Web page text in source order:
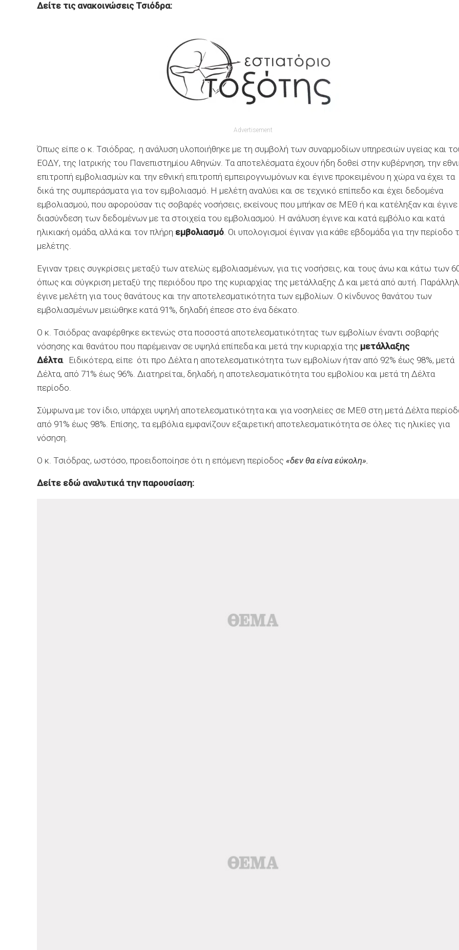
Δείτε τις ανακοινώσεις Τσιόδρα:
Advertisement
Όπως είπε ο κ. Τσιόδρας, η ανάλυση υλοποιήθηκε με τη συμβολή των συναρμοδίων υπηρεσιών υγείας και
ΕΟΔΥ, της Ιατρικής του Πανεπιστημίου Αθηνών. Τα αποτελέσματα έχουν ήδη δοθεί στην κυβέρνηση, την
επιτροπή εμβολιασμών και την εθνική επιτροπή εμπειρογνωμόνων και έγινε προκειμένου η χώρα να έχει τα
δικά της συμπεράσματα για τον εμβολιασμό. Η μελέτη αναλύει και σε τεχνικό επίπεδο και έχει δεδομένα
εμβολιασμού, που αφορούσαν τις σοβαρές νοσήσεις, εκείνους που μπήκαν σε ΜΕΘ ή και κατέληξαν και έγινε
διασύνδεση των δεδομένων με τα στοιχεία του εμβολιασμού. Η ανάλυση έγινε και κατά εμβόλιο και κατά
ηλικιακή ομάδα, αλλά και τον πλήρη εμβολιασμό. Οι υπολογισμοί έγιναν για κάθε εβδομάδα για την περίοδο
μελέτης.
Εγιναν τρεις συγκρίσεις μεταξύ των ατελώς εμβολιασμένων, για τις νοσήσεις, και τους άνω και κάτω των
όπως και σύγκριση μεταξύ της περιόδου προ της κυριαρχίας της μετάλλαξης Δ και μετά από αυτή.
έγινε μελέτη για τους θανάτους και την αποτελεσματικότητα των εμβολίων. Ο κίνδυνος θανάτου των
εμβολιασμένων μειώθηκε κατά 91%, δηλαδή έπεσε στο ένα δέκατο.
Ο κ. Τσιόδρας αναφέρθηκε εκτενώς στα ποσοστά αποτελεσματικότητας των εμβολίων έναντι σοβαρής
νόσησης και θανάτου που παρέμειναν σε υψηλά επίπεδα και μετά την κυριαρχία της μετάλλαξης
Δέλτα. Ειδικότερα, είπε ότι προ Δέλτα η αποτελεσματικότητα των εμβολίων ήταν από 92% έως 98%, μετά
Δέλτα, από 71% έως 96%. Διατηρείται, δηλαδή, η αποτελεσματικότητα του εμβολίου και μετά τη Δέλτα
περίοδο.
Σύμφωνα με τον ίδιο, υπάρχει υψηλή αποτελεσματικότητα και για νοσηλείες σε ΜΕΘ στη μετά Δέλτα
από 91% έως 98%. Επίσης, τα εμβόλια εμφανίζουν εξαιρετική αποτελεσματικότητα σε όλες τις ηλικίες για
νόσηση.
Ο κ. Τσιόδρας, ωστόσο, προειδοποίησε ότι η επόμενη περίοδος «δεν θα είνα εύκολη».
Δείτε εδώ αναλυτικά την παρουσίαση: